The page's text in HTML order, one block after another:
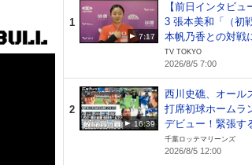
1
7:17
【前日インタビュ
3 張本美和「（初
本帆乃香との対戦
が落ちました笑 優
して1試合ずつ頑張
い」｜WTTチャン
横浜2026
TV TOKYO
2026/8/5 7:00
2
16:39
西川史礁、オール
打席初球ホームラ
デビュー！緊張す
ンズ戦士たちの様
ラが撮影！【広報
千葉ロッテマリーンズ
2026/8/5 12:00